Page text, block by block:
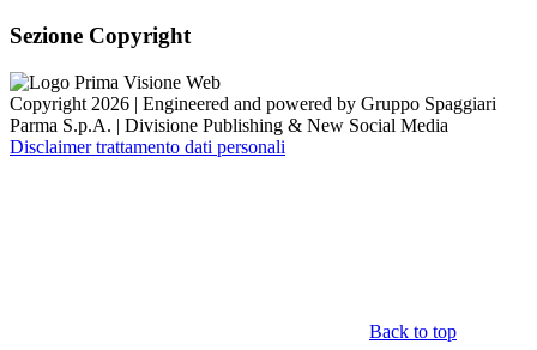
Sezione Copyright
Copyright 2026 | Engineered and powered by Gruppo Spaggiari
Parma S.p.A. | Divisione Publishing & New Social Media
Disclaimer trattamento dati personali
Back to top